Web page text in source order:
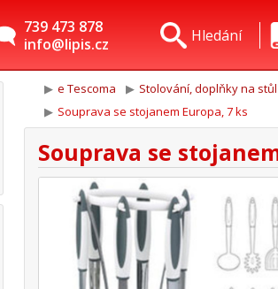
739 473 878
info@lipis.cz
Hledání
e Tescoma Stolování, doplňky na stůl
Souprava se stojanem Europa, 7 ks
Souprava se